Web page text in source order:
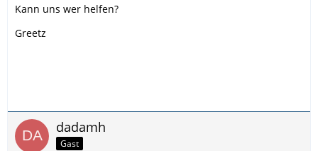
Kann uns wer helfen?
Greetz
dadamh
Gast